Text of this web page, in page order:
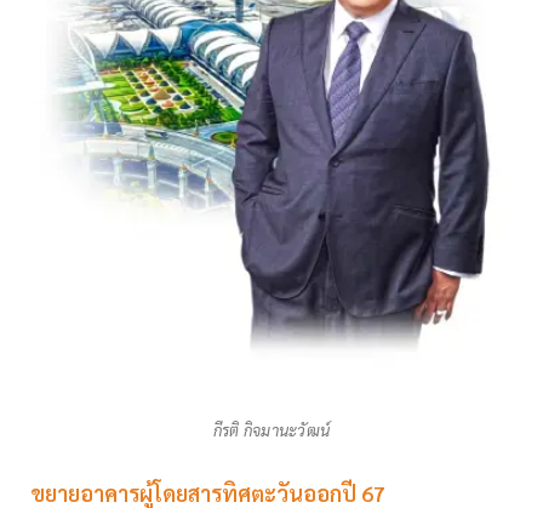
กีรติ กิจมานะวัฒน์
ขยายอาคารผู้โดยสารทิศตะวันออกปี 67